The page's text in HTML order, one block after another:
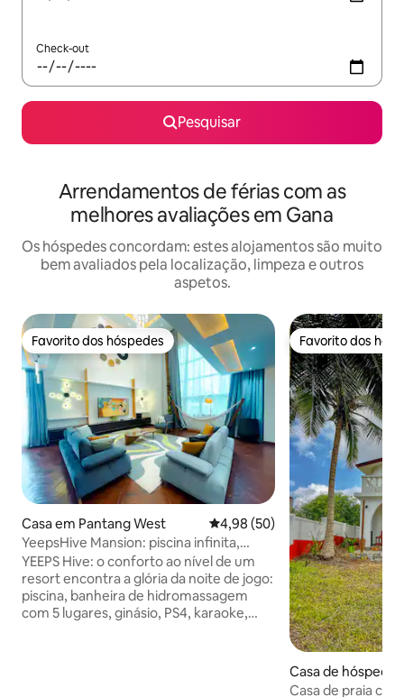
Check-out
Pesquisar
Arrendamentos de férias com as
melhores avaliações em Gana
Os hóspedes concordam: estes alojamentos são muito
bem avaliados pela localização, limpeza e outros
aspetos.
Favorito dos hóspedes
Favorito dos hóspedes
Casa em Pantang West Classificação média de 4,98
4,98 (50)
YeepsHive Mansion: piscina infinita,
jogos, lounge e ginásio
YEEPS Hive: o conforto ao nível de um
resort encontra a glória da noite de jogo:
piscina, banheira de hidromassagem
com 5 lugares, ginásio, PS4, karaoke,
Favorito dos
Favorito dos
Casa de
h st, Kokrobitey
Casa de praia